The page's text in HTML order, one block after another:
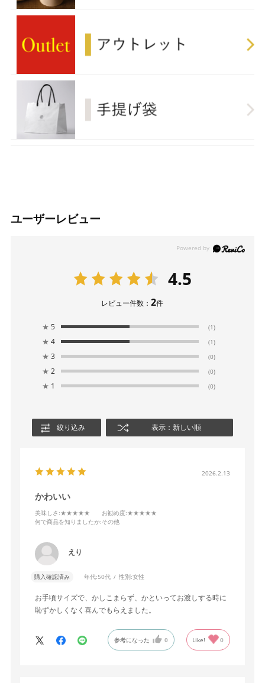
ユーザーレビュー
4.5
レビュー件数：2件
★ 5 (1)
★ 4 (1)
★ 3 (0)
★ 2 (0)
★ 1 (0)
絞り込み 表示：新しい順
2026.2.13
かわいい
美味しさ :★★★★★ お勧め度:★★★★★
何で商品を知りましたか:その他
えり
購入確認済み 年代:50代 性別:女性
お手頃サイズで、かしこまらず、かといってお渡しする時に
恥ずかしくなく喜んでもらえました。
参考になった 0 Like! 0